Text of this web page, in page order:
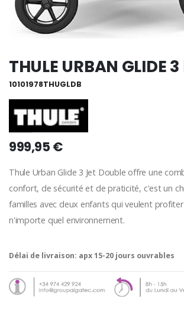
THULE URBAN GLIDE 3
10101978THUGLDB
999,95 €
Thule Urban Glide 3 Jet Double offre une
confort, de sécurité et de praticité, c'est un
familles avec deux enfants qui veulent
n'importe quel environnement.
Délai de livraison: apx 15-20 jours ouvrables